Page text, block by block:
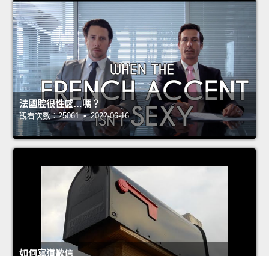
法國腔很性感…嗎？
觀看次數：25061 • 2022-06-16
如何寫道歉信